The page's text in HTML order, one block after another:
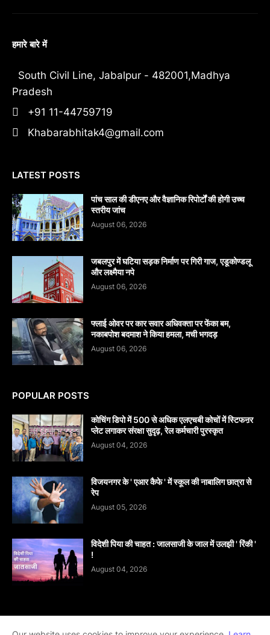
हमारे बारे में
South Civil Line, Jabalpur - 482001,Madhya
Pradesh
+91 11-44759719
Khabarabhitak4@gmail.com
LATEST POSTS
पांच साल की डीएनए और वैज्ञानिक रिपोर्टों की होगी उच्च
स्तरीय जांच
August 06, 2026
जबलपुर में घटिया सड़क निर्माण पर गिरी गाज, एडूकोण्डलू
और लक्ष्मैया नपे
August 06, 2026
फ्लाई ओवर पर कार सवार अधिवक्ता पर फेंका बम,
नकाबपोश बदमाश ने किया हमला, मची भगदड़
August 06, 2026
POPULAR POSTS
कोचिंग डिपो में 500 से अधिक एलएचबी कोचों में स्टिफऩर
प्लेट लगाकर संरक्षा सुदृढ़, रेल कर्मचारी पुरस्कृत
August 04, 2026
विजयनगर के ' एआर कैफे ' में स्कूल की नाबालिग छात्रा से
रेप
August 05, 2026
विदेशी पिया की चाहत : जालसाजी के जाल में उलझी ' रिंकी '
!
August 04, 2026